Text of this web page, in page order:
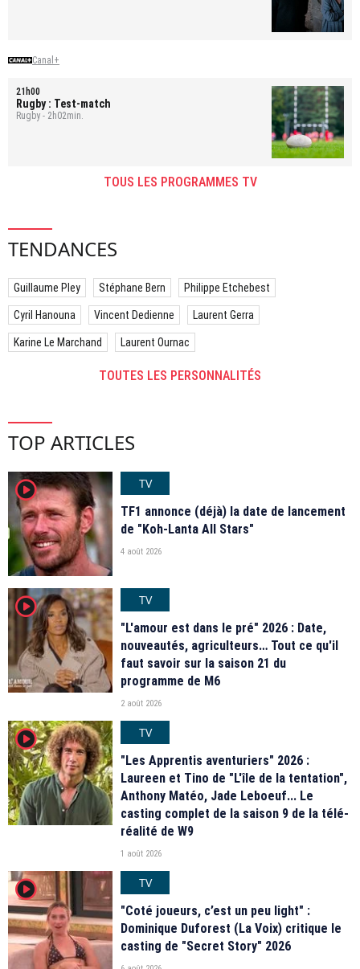
Canal+
21h00
Rugby : Test-match
Rugby - 2h02min.
TOUS LES PROGRAMMES TV
TENDANCES
Guillaume Pley Stéphane Bern Philippe Etchebest
Cyril Hanouna Vincent Dedienne Laurent Gerra
Karine Le Marchand Laurent Ournac
TOUTES LES PERSONNALITÉS
TOP ARTICLES
player2
TV
TF1 annonce (déjà) la date de lancement
de "Koh-Lanta All Stars"
4 août 2026
player2
TV
"L'amour est dans le pré" 2026 : Date,
nouveautés, agriculteurs… Tout ce qu'il
faut savoir sur la saison 21 du
programme de M6
2 août 2026
player2
TV
"Les Apprentis aventuriers" 2026 :
Laureen et Tino de "L'île de la tentation",
Anthony Matéo, Jade Leboeuf... Le
casting complet de la saison 9 de la télé-
réalité de W9
1 août 2026
player2
TV
"Coté joueurs, c’est un peu light" :
Dominique Duforest (La Voix) critique le
casting de "Secret Story" 2026